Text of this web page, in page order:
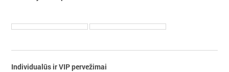
Individualūs ir VIP pervežimai